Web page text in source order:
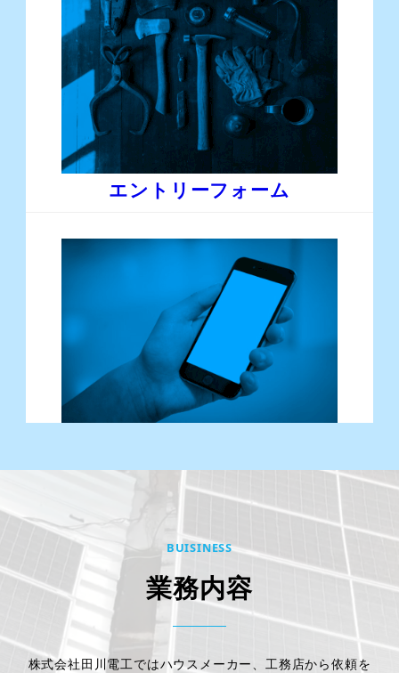
エントリーフォーム
BUISINESS
業務内容
株式会社田川電工ではハウスメーカー、工務店から依頼を